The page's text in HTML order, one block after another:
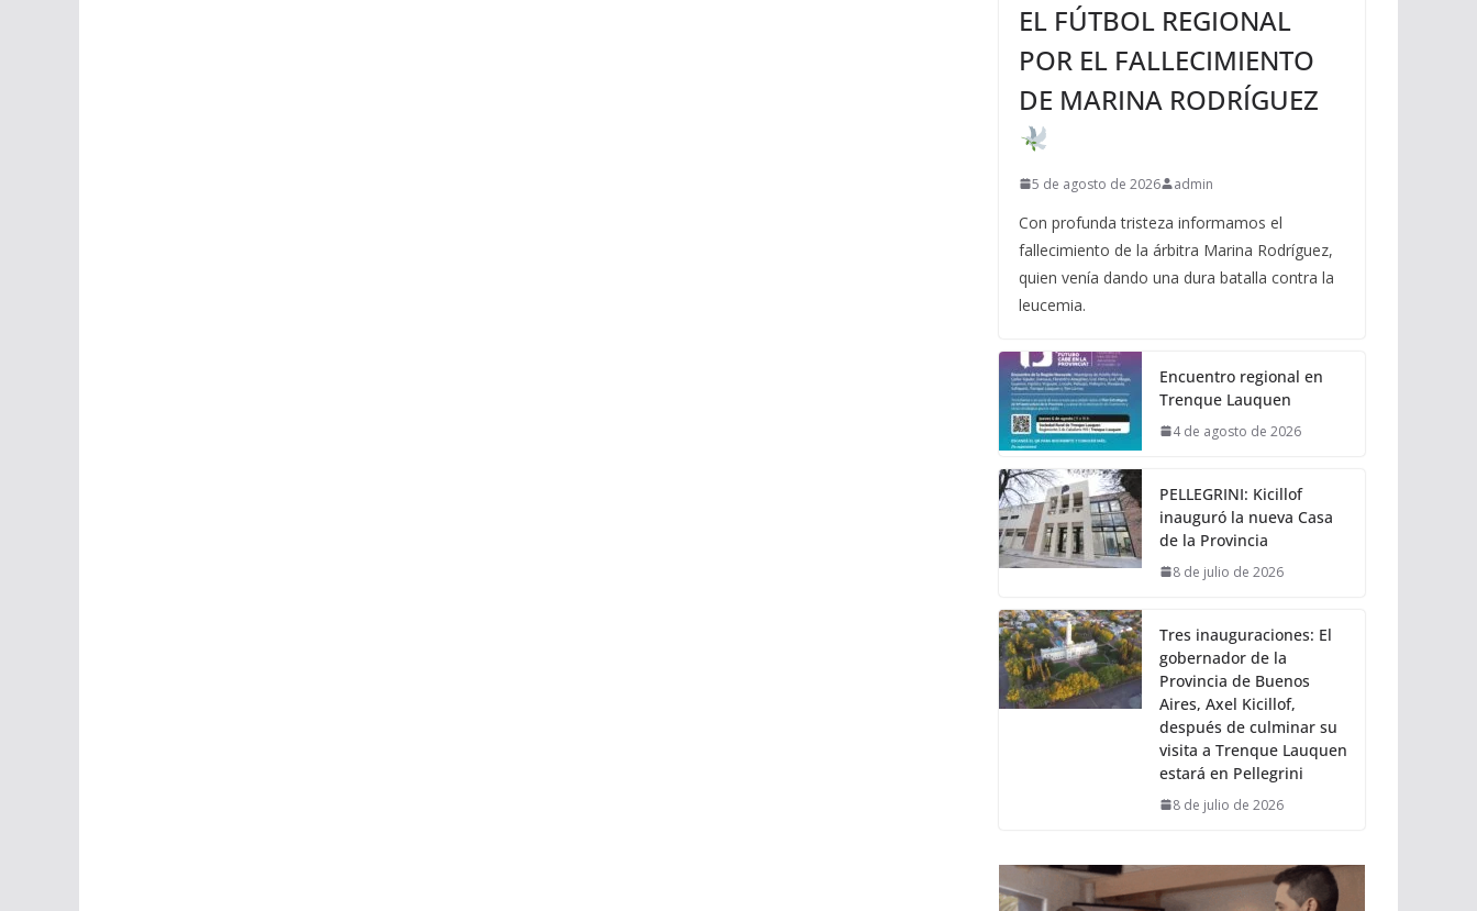
EL FÚTBOL REGIONAL
POR EL FALLECIMIENTO
DE MARINA RODRÍGUEZ
5 de agosto de 2026 admin
Con profunda tristeza informamos el
fallecimiento de la árbitra Marina Rodríguez,
quien venía dando una dura batalla contra la
leucemia.
Encuentro regional en
Trenque Lauquen
4 de agosto de 2026
PELLEGRINI: Kicillof
inauguró la nueva Casa
de la Provincia
8 de julio de 2026
Tres inauguraciones: El
gobernador de la
Provincia de Buenos
Aires, Axel Kicillof,
después de culminar su
visita a Trenque Lauquen
estará en Pellegrini
8 de julio de 2026